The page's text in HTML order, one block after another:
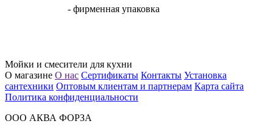
- фирменная упаковка
Мойки и смесители для кухни
О магазине О нас Сертификаты Контакты Установка
сантехники Оптовым клиентам и партнерам Карта сайта
Политика конфиденциальности
ООО АКВА ФОРЗА